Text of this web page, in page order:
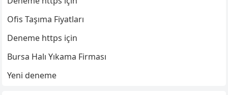
Ofis Taşıma Fiyatları
Deneme https için
Bursa Halı Yıkama Firması
Yeni deneme